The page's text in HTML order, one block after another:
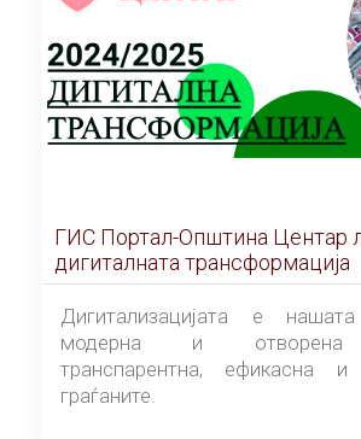
ГИС Портал-Општина Центар
дигиталната трансформација
Дигитализацијата е
модерна и отворена
транспарентна, ефикасна
граѓаните.